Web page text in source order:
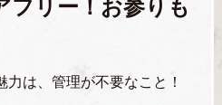
フリー！お参りも
は、管理が不要なこと！